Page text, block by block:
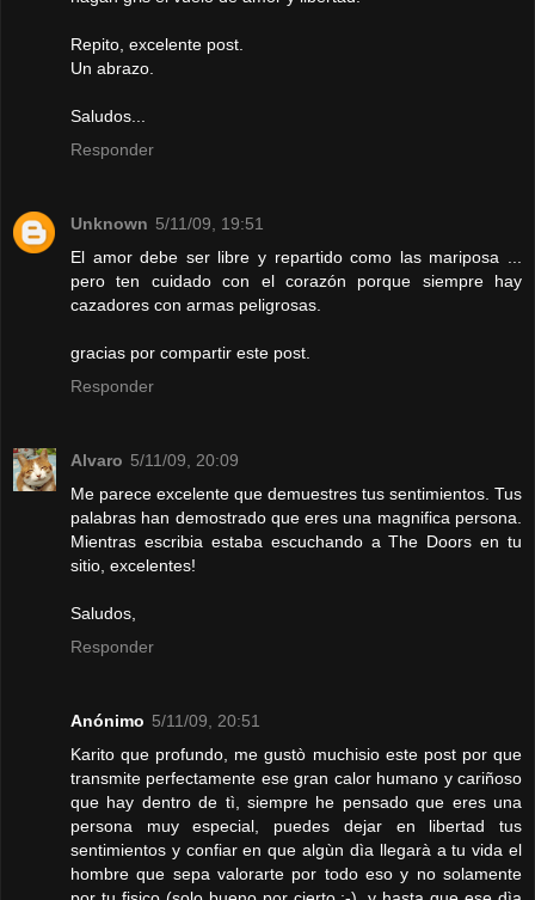
Repito, excelente post.
Un abrazo.
Saludos...
Responder
Unknown 5/11/09, 19:51
El amor debe ser libre y repartido como las mariposa ...
pero ten cuidado con el corazón porque siempre hay
cazadores con armas peligrosas.
gracias por compartir este post.
Responder
Alvaro 5/11/09, 20:09
Me parece excelente que demuestres tus sentimientos. Tus
palabras han demostrado que eres una magnifica persona.
Mientras escribia estaba escuchando a The Doors en tu
sitio, excelentes!
Saludos,
Responder
Anónimo 5/11/09, 20:51
Karito que profundo, me gustò muchisio este post por que
transmite perfectamente ese gran calor humano y cariñoso
que hay dentro de tì, siempre he pensado que eres una
persona muy especial, puedes dejar en libertad tus
sentimientos y confiar en que algùn dìa llegarà a tu vida el
hombre que sepa valorarte por todo eso y no solamente